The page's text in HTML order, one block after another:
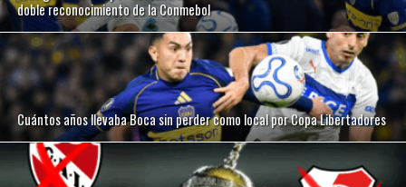
doble reconocimiento de la Conmebol
Cuántos años llevaba Boca sin perder como local por Copa Libertadores